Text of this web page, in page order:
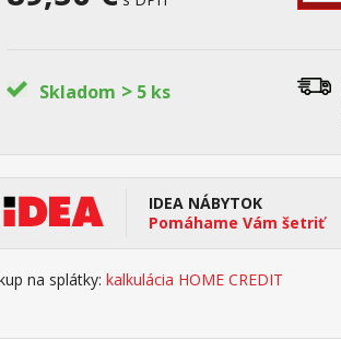
Skladom > 5 ks
IDEA NÁBYTOK
Pomáhame Vám šetriť
na splátky: kalkulácia HOME CREDIT